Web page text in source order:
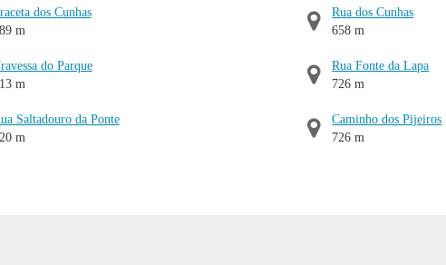
dos Cunhas
m
do Parque
m
Saltadouro da Ponte
m
Rua dos Cunhas
658 m
Rua Fonte da Lapa
726 m
Caminho dos Pijeiros
726 m